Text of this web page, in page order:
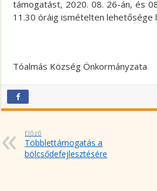
támogatást, 2020. 08. 26-án, és
11.30 óráig ismételten lehetősége
Tóalmás Község Önkormányzata
Előző
Többlettámogatás a
bölcsődefejlesztésére